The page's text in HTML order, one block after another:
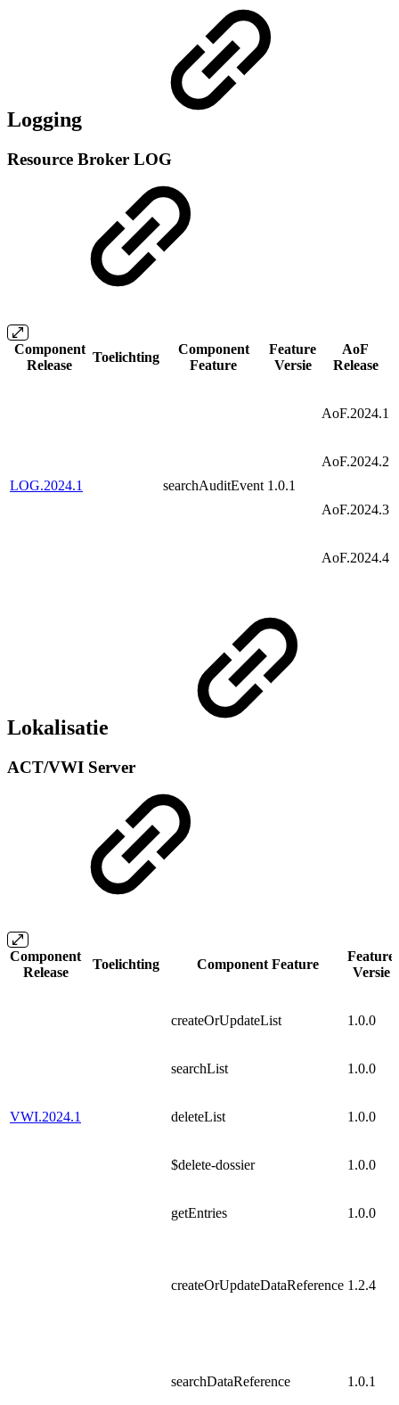
Logging
Resource Broker LOG
Component
Release
Toelichting
Component
Feature
Feature
Versie
AoF
Release
LOG.2024.1 searchAuditEvent 1.0.1
AoF.2024.1
AoF.2024.2
AoF.2024.3
AoF.2024.4
Lokalisatie
ACT/VWI Server
Component
Release
Toelichting Component Feature
Feature
Versie
VWI.2024.1
createOrUpdateList 1.0.0
searchList 1.0.0
deleteList 1.0.0
$delete-dossier 1.0.0
getEntries 1.0.0
createOrUpdateDataReference 1.2.4
searchDataReference 1.0.1